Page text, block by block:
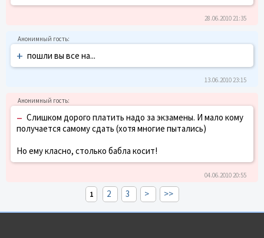
28.06.2010 21:35
+ пошли вы все на...
13.06.2010 23:15
– Слишком дорого платить надо за экзамены. И мало кому
получается самому сдать (хотя многие пытались)
Но ему класно, столько бабла косит!
04.06.2010 20:55
1 2 3 > >>